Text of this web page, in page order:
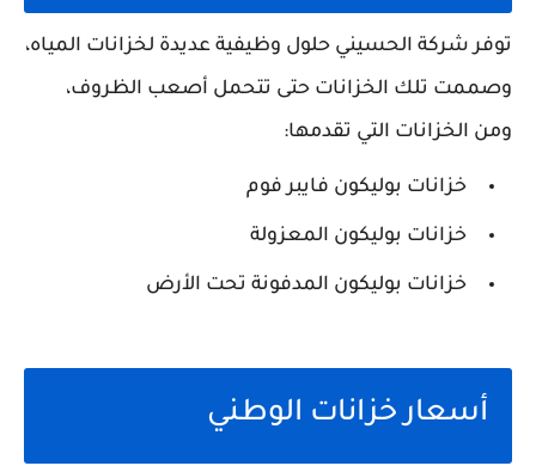
توفر شركة الحسيني حلول وظيفية عديدة لخزانات المياه،
وصممت تلك الخزانات حتى تتحمل أصعب الظروف،
ومن الخزانات التي تقدمها:
خزانات بوليكون فايبر فوم
خزانات بوليكون المعزولة
خزانات بوليكون المدفونة تحت الأرض
أسعار خزانات الوطني